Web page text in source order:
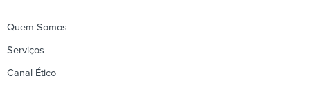
Quem Somos
Serviços
Canal Ético